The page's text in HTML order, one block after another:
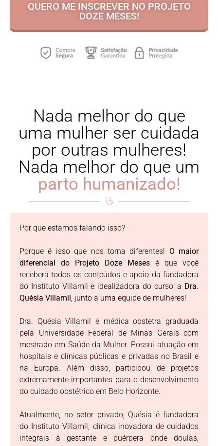
QUERO ME INSCREVER NO PROJETO
DOZE MESES!
Nada melhor do que
uma mulher ser cuidada
por outras mulheres!
Nada melhor do que um
parto humanizado!
Por que estamos falando isso?
Porque é isso que nos torna diferentes! O maior
diferencial do Projeto Doze Meses é que você
receberá todos os conteúdos e apoio da fundadora
do Instituto Villamil e idealizadora do curso, a Dra.
Quésia Villamil , junto a uma equipe de mulheres!
Dra. Quésia Villamil é médica obstetra graduada
pela Universidade Federal de Minas Gerais com
mestrado em Saúde da Mulher. Possui atuação em
hospitais e clínicas públicas e privadas no Brasil e
na Europa. Além disso, participou de projetos
extremamente importantes para o desenvolvimento
do cuidado obstétrico em Belo Horizonte.
Atualmente, no setor privado, Quésia é fundadora
do Instituto Villamil, clínica inovadora de cuidados
integrais à gestante e puérpera onde doulas,